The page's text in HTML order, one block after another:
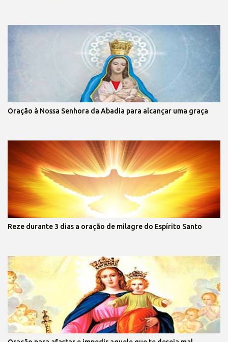
Oração à Nossa Senhora da Abadia para alcançar uma graça
Reze durante 3 dias a oração de milagre do Espírito Santo